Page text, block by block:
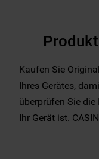
Kaufen Sie
Ihres Gerätes,
überprüfen Sie
Ihr Gerät ist.